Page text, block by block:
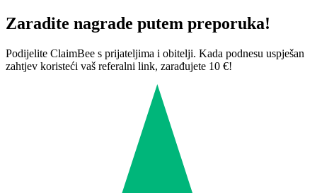
Zaradite nagrade putem preporuka!
Podijelite ClaimBee s prijateljima i obitelji. Kada podnesu uspješan
zahtjev koristeći vaš referalni link, zarađujete 10 €!